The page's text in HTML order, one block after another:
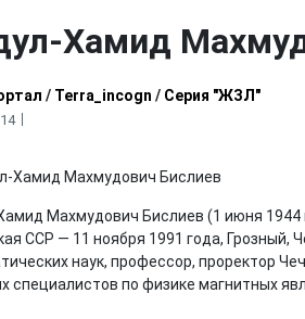
Хамид
/ Terra_incogn / Серия "ЖЗЛ"
Махмудович Бислиев (1 июня 1944
ССР — 11 ноября 1991 года,
наук, профессор, проректор
специалистов по физике магнитных